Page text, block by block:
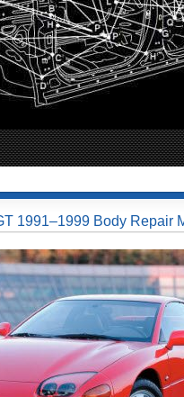
1991–1999 Body Repair